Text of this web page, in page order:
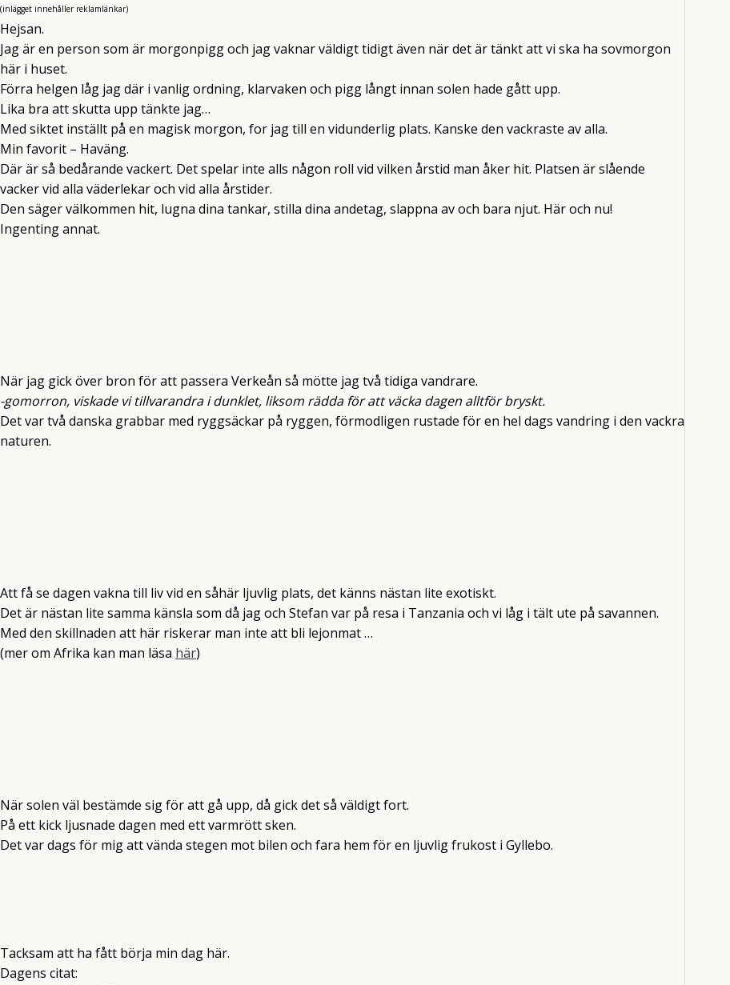
(inlägget innehåller reklamlänkar)
Hejsan.
Jag är en person som är morgonpigg och jag vaknar väldigt tidigt även när det är tänkt att vi ska ha sovmorgon
här i huset.
Förra helgen låg jag där i vanlig ordning, klarvaken och pigg långt innan solen hade gått upp.
Lika bra att skutta upp tänkte jag…
Med siktet inställt på en magisk morgon, for jag till en vidunderlig plats. Kanske den vackraste av alla.
Min favorit – Haväng.
Där är så bedårande vackert. Det spelar inte alls någon roll vid vilken årstid man åker hit. Platsen är slående
vacker vid alla väderlekar och vid alla årstider.
Den säger välkommen hit, lugna dina tankar, stilla dina andetag, slappna av och bara njut. Här och nu!
Ingenting annat.
När jag gick över bron för att passera Verkeån så mötte jag två tidiga vandrare.
-gomorron, viskade vi tillvarandra i dunklet, liksom rädda för att väcka dagen alltför bryskt.
Det var två danska grabbar med ryggsäckar på ryggen, förmodligen rustade för en hel dags vandring i den vackra
naturen.
Att få se dagen vakna till liv vid en såhär ljuvlig plats, det känns nästan lite exotiskt.
Det är nästan lite samma känsla som då jag och Stefan var på resa i Tanzania och vi låg i tält ute på savannen.
Med den skillnaden att här riskerar man inte att bli lejonmat …
(mer om Afrika kan man läsa här)
När solen väl bestämde sig för att gå upp, då gick det så väldigt fort.
På ett kick ljusnade dagen med ett varmrött sken.
Det var dags för mig att vända stegen mot bilen och fara hem för en ljuvlig frukost i Gyllebo.
Tacksam att ha fått börja min dag här.
Dagens citat: